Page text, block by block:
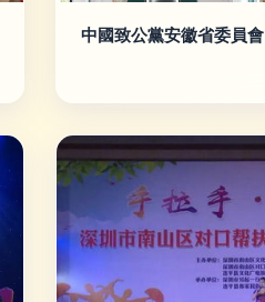
中國致公黨安徽省委員會